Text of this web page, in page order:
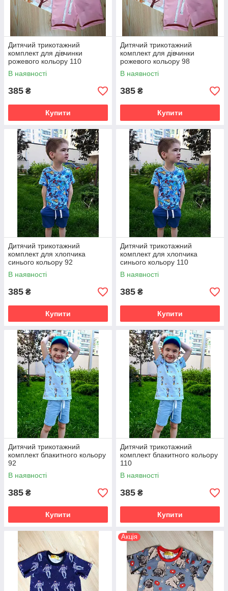
Дитячий трикотажний
комплект для дівчинки
рожевого кольору 110
В наявності
385 ₴
Купити
Дитячий трикотажний
комплект для дівчинки
рожевого кольору 98
В наявності
385 ₴
Купити
Дитячий трикотажний
комплект для хлопчика
синього кольору 92
В наявності
385 ₴
Купити
Дитячий трикотажний
комплект для хлопчика
синього кольору 110
В наявності
385 ₴
Купити
Дитячий трикотажний
комплект блакитного кольору
92
В наявності
385 ₴
Купити
Дитячий трикотажний
комплект блакитного кольору
110
В наявності
385 ₴
Купити
Акція